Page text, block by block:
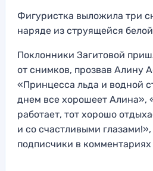
Фигуристка выложила три
наряде из струящейся
Поклонники Загитовой
от снимков, прозвав Алину
«Принцесса льда и водной
днем все хорошеет Алина»,
работает, тот хорошо
и со счастливыми
подписчики в комментариях